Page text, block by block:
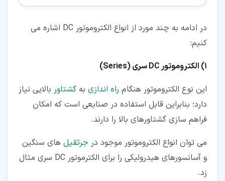
در ادامه به چند مورد از انواع الکتروموتور DC اشاره می
کنیم:
1) الکتروموتور DC سری (Series)
این نوع الکتروموتور هنگام راه اندازی به گشتاور بالایی نیاز
دارد؛ بنابراین قابل استفاده در صنایعی است که امکان
فراهم سازی گشتاورهای بالا را دارند.
می توان انواع الکتروموتور موجود در جرثقیل های سنگین
و آسانسورهای هیدرولیکی را برای الکترموتور DC سری مثال
زد.